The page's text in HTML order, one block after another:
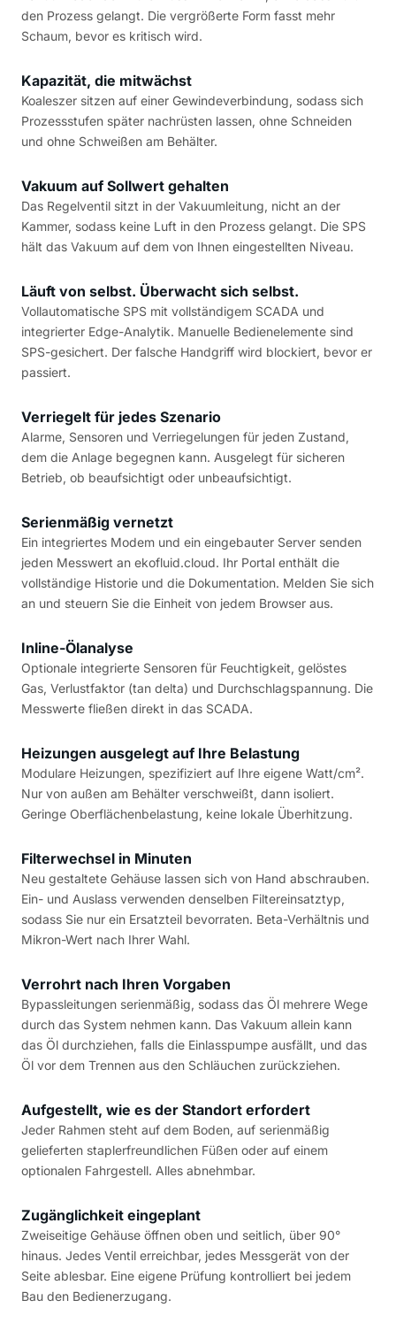
den Prozess gelangt. Die vergrößerte Form fasst mehr
Schaum, bevor es kritisch wird.
Kapazität, die mitwächst
Koaleszer sitzen auf einer Gewindeverbindung, sodass sich
Prozessstufen später nachrüsten lassen, ohne Schneiden
und ohne Schweißen am Behälter.
Vakuum auf Sollwert gehalten
Das Regelventil sitzt in der Vakuumleitung, nicht an der
Kammer, sodass keine Luft in den Prozess gelangt. Die SPS
hält das Vakuum auf dem von Ihnen eingestellten Niveau.
Läuft von selbst. Überwacht sich selbst.
Vollautomatische SPS mit vollständigem SCADA und
integrierter Edge-Analytik. Manuelle Bedienelemente sind
SPS-gesichert. Der falsche Handgriff wird blockiert, bevor er
passiert.
Verriegelt für jedes Szenario
Alarme, Sensoren und Verriegelungen für jeden Zustand,
dem die Anlage begegnen kann. Ausgelegt für sicheren
Betrieb, ob beaufsichtigt oder unbeaufsichtigt.
Serienmäßig vernetzt
Ein integriertes Modem und ein eingebauter Server senden
jeden Messwert an ekofluid.cloud. Ihr Portal enthält die
vollständige Historie und die Dokumentation. Melden Sie sich
an und steuern Sie die Einheit von jedem Browser aus.
Inline-Ölanalyse
Optionale integrierte Sensoren für Feuchtigkeit, gelöstes
Gas, Verlustfaktor (tan delta) und Durchschlagspannung. Die
Messwerte fließen direkt in das SCADA.
Heizungen ausgelegt auf Ihre Belastung
Modulare Heizungen, spezifiziert auf Ihre eigene Watt/cm².
Nur von außen am Behälter verschweißt, dann isoliert.
Geringe Oberflächenbelastung, keine lokale Überhitzung.
Filterwechsel in Minuten
Neu gestaltete Gehäuse lassen sich von Hand abschrauben.
Ein- und Auslass verwenden denselben Filtereinsatztyp,
sodass Sie nur ein Ersatzteil bevorraten. Beta-Verhältnis und
Mikron-Wert nach Ihrer Wahl.
Verrohrt nach Ihren Vorgaben
Bypassleitungen serienmäßig, sodass das Öl mehrere Wege
durch das System nehmen kann. Das Vakuum allein kann
das Öl durchziehen, falls die Einlasspumpe ausfällt, und das
Öl vor dem Trennen aus den Schläuchen zurückziehen.
Aufgestellt, wie es der Standort erfordert
Jeder Rahmen steht auf dem Boden, auf serienmäßig
gelieferten staplerfreundlichen Füßen oder auf einem
optionalen Fahrgestell. Alles abnehmbar.
Zugänglichkeit eingeplant
Zweiseitige Gehäuse öffnen oben und seitlich, über 90°
hinaus. Jedes Ventil erreichbar, jedes Messgerät von der
Seite ablesbar. Eine eigene Prüfung kontrolliert bei jedem
Bau den Bedienerzugang.